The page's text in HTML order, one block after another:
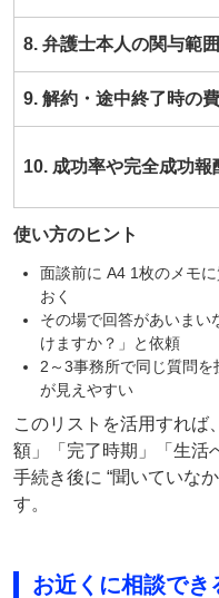
8. 弁護士本人の関与範囲
9. 解約・途中終了時の
10. 成功率や完全成功報
使い方のヒント
面談前に A4 1枚のメモ
おく
その場で回答があいまい
けますか？」と依頼
2～3事務所で同じ質問
が見えやすい
このリストを活用すれば
額」「完了時期」「生活
手続き後に “聞いていな
す。
お近くに相談でき